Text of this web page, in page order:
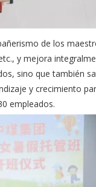
de los
y mejora
sino que también
y crecimiento
empleados.